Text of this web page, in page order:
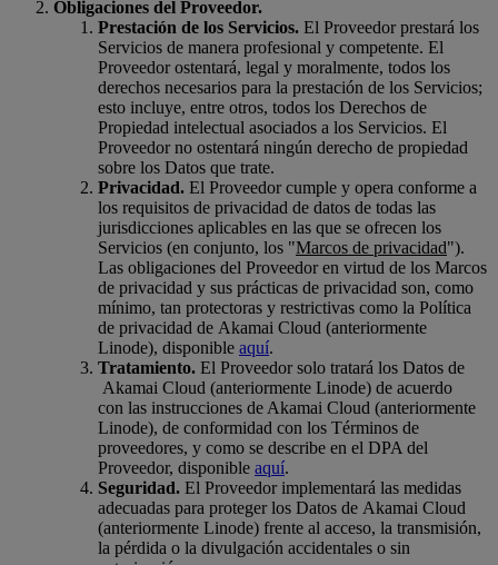
Obligaciones del Proveedor.
Prestación de los Servicios. El Proveedor prestará los
Servicios de manera profesional y competente. El
Proveedor ostentará, legal y moralmente, todos los
derechos necesarios para la prestación de los Servicios;
esto incluye, entre otros, todos los Derechos de
Propiedad intelectual asociados a los Servicios. El
Proveedor no ostentará ningún derecho de propiedad
sobre los Datos que trate.
Privacidad. El Proveedor cumple y opera conforme a
los requisitos de privacidad de datos de todas las
jurisdicciones aplicables en las que se ofrecen los
Servicios (en conjunto, los "Marcos de privacidad").
Las obligaciones del Proveedor en virtud de los Marcos
de privacidad y sus prácticas de privacidad son, como
mínimo, tan protectoras y restrictivas como la Política
de privacidad de Akamai Cloud (anteriormente
Linode), disponible aquí.
Tratamiento. El Proveedor solo tratará los Datos de
Akamai Cloud (anteriormente Linode) de acuerdo
con las instrucciones de Akamai Cloud (anteriormente
Linode), de conformidad con los Términos de
proveedores, y como se describe en el DPA del
Proveedor, disponible aquí.
Seguridad. El Proveedor implementará las medidas
adecuadas para proteger los Datos de Akamai Cloud
(anteriormente Linode) frente al acceso, la transmisión,
la pérdida o la divulgación accidentales o sin